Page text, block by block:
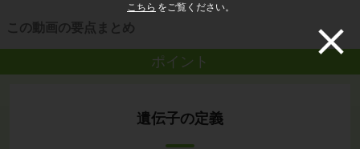
こちら をご覧ください。
この動画の要点まとめ
ポイント
遺伝子の定義